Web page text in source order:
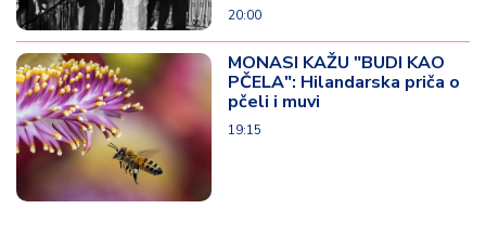
20:00
MONASI KAŽU "BUDI KAO
PČELA": Hilandarska priča o
pčeli i muvi
19:15